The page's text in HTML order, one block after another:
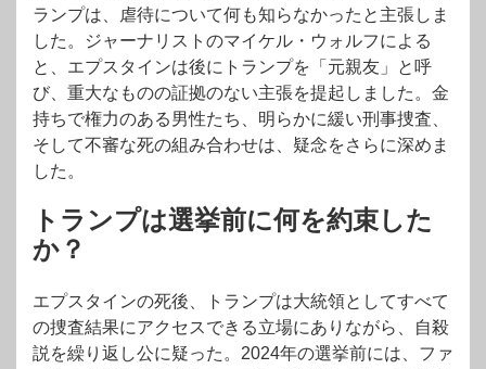
ランプは、虐待について何も知らなかったと主張しま
した。ジャーナリストのマイケル・ウォルフによる
と、エプスタインは後にトランプを「元親友」と呼
び、重大なものの証拠のない主張を提起しました。金
持ちで権力のある男性たち、明らかに緩い刑事捜査、
そして不審な死の組み合わせは、疑念をさらに深めま
した。
トランプは選挙前に何を約束した
か？
エプスタインの死後、トランプは大統領としてすべて
の捜査結果にアクセスできる立場にありながら、自殺
説を繰り返し公に疑った。2024年の選挙前には、ファ